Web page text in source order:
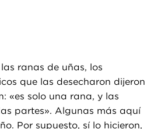
ranas de uñas, los
que las desecharon dijeron
«es solo una rana, y las
partes». Algunas más aquí
Por supuesto, sí lo hicieron,